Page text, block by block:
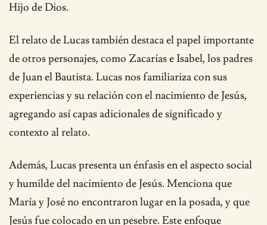
Hijo de Dios.
El relato de Lucas también destaca el papel importante
de otros personajes, como Zacarías e Isabel, los padres
de Juan el Bautista. Lucas nos familiariza con sus
experiencias y su relación con el nacimiento de Jesús,
agregando así capas adicionales de significado y
contexto al relato.
Además, Lucas presenta un énfasis en el aspecto social
y humilde del nacimiento de Jesús. Menciona que
María y José no encontraron lugar en la posada, y que
Jesús fue colocado en un pesebre. Este enfoque